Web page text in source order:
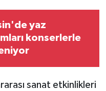
yaz
konserlerle
sanat etkinlikleri